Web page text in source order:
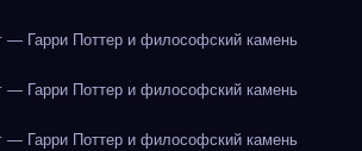
— Гарри Поттер и философский камень
— Гарри Поттер и философский камень
— Гарри Поттер и философский камень